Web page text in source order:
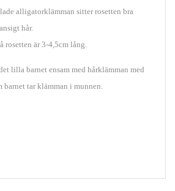
alligatorklämman sitter rosetten bra
hår.
är 3-4,5cm lång.
lilla barnet ensam med hårklämman med
tar klämman i munnen.